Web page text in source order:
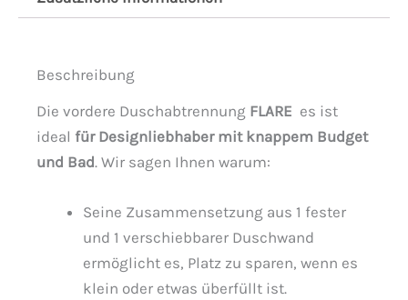
Beschreibung
Die vordere Duschabtrennung FLARE es ist
ideal für Designliebhaber mit knappem Budget
und Bad. Wir sagen Ihnen warum:
Seine Zusammensetzung aus 1 fester
und 1 verschiebbarer Duschwand
ermöglicht es, Platz zu sparen, wenn es
klein oder etwas überfüllt ist.